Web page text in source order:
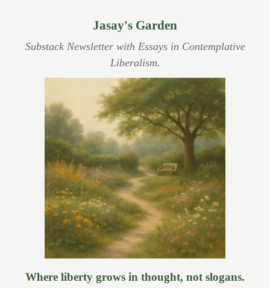
Jasay's Garden
Substack Newsletter with Essays in Contemplative
Liberalism.
Where liberty grows in thought, not slogans.